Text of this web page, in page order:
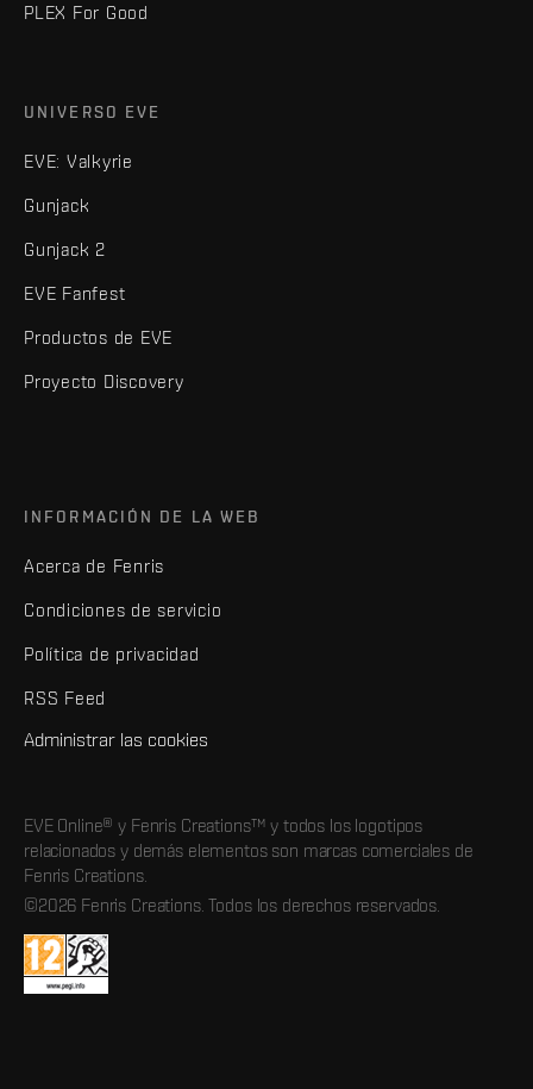
PLEX For Good
UNIVERSO EVE
EVE: Valkyrie
Gunjack
Gunjack 2
EVE Fanfest
Productos de EVE
Proyecto Discovery
INFORMACIÓN DE LA WEB
Acerca de Fenris
Condiciones de servicio
Política de privacidad
RSS Feed
Administrar las cookies
EVE Online® y Fenris Creations™ y todos los logotipos
relacionados y demás elementos son marcas comerciales de
Fenris Creations.
©2026 Fenris Creations. Todos los derechos reservados.